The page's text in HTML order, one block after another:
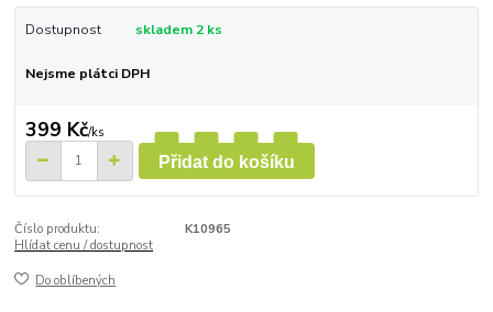
Dostupnost skladem 2 ks
Nejsme plátci DPH
399 Kč/ks
Přidat do košíku
Číslo produktu:
K10965
Hlídat cenu / dostupnost
Do oblíbených